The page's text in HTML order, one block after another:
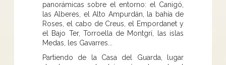
panorámicas sobre el entorno: el Canigó,
las Alberes, el Alto Ampurdán, la bahía de
Roses, el cabo de Creus, el Empordanet y
el Bajo Ter, Torroella de Montgrí, las islas
Medas, les Gavarres...
Partiendo de la Casa del Guarda, lugar